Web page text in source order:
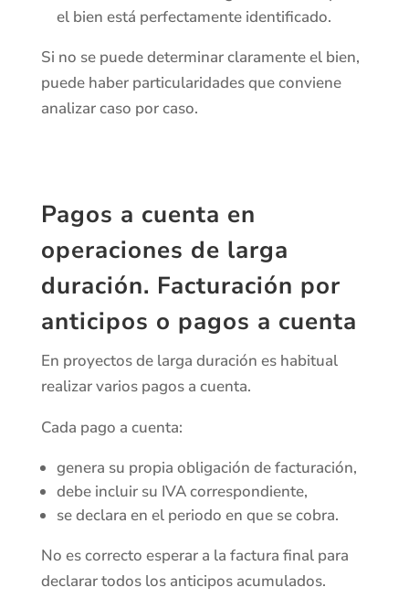
el bien está perfectamente identificado.
Si no se puede determinar claramente el bien,
puede haber particularidades que conviene
analizar caso por caso.
Pagos a cuenta en
operaciones de larga
duración. Facturación por
anticipos o pagos a cuenta
En proyectos de larga duración es habitual
realizar varios pagos a cuenta.
Cada pago a cuenta:
genera su propia obligación de facturación,
debe incluir su IVA correspondiente,
se declara en el periodo en que se cobra.
No es correcto esperar a la factura final para
declarar todos los anticipos acumulados.